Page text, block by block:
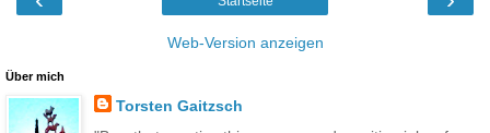
Web-Version anzeigen
Über mich
Torsten Gaitzsch